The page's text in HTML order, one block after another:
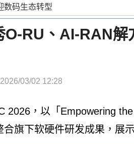
O-RU、AI-RAN
03/02 12:28
2026，以「Empowering
旗下软硬件研发成果，展